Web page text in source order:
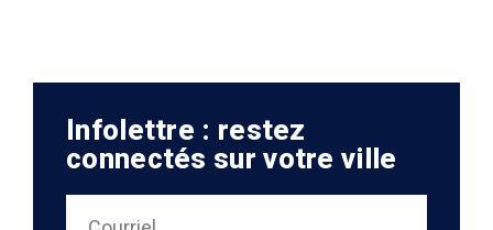
Infolettre : restez
connectés sur votre ville